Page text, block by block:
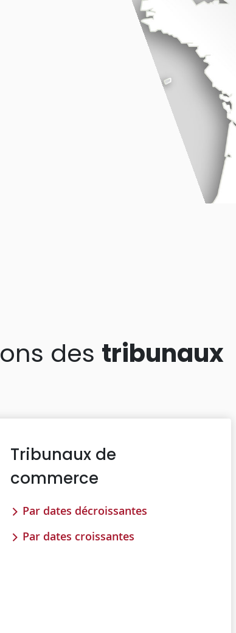
des tribunaux
Tribunaux de
commerce
Par dates décroissantes
Par dates croissantes